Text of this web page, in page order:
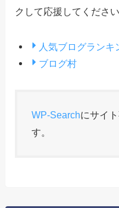
クして応援してください
人気ブログランキ
ブログ村
WP-Searchにサイ
す。